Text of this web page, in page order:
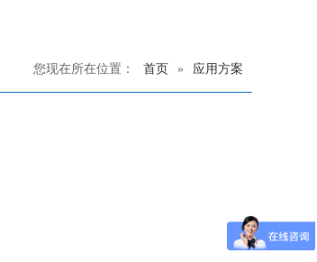
您现在所在位置： 首页 » 应用方案